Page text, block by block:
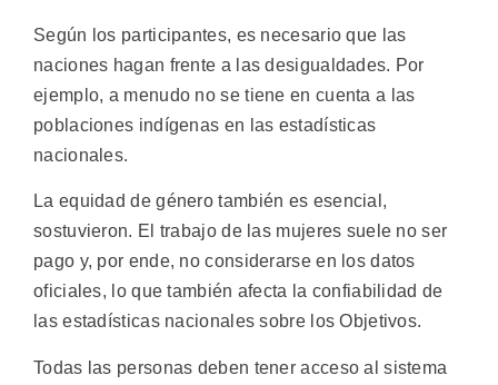
Según los participantes, es necesario que las
naciones hagan frente a las desigualdades. Por
ejemplo, a menudo no se tiene en cuenta a las
poblaciones indígenas en las estadísticas
nacionales.
La equidad de género también es esencial,
sostuvieron. El trabajo de las mujeres suele no ser
pago y, por ende, no considerarse en los datos
oficiales, lo que también afecta la confiabilidad de
las estadísticas nacionales sobre los Objetivos.
Todas las personas deben tener acceso al sistema